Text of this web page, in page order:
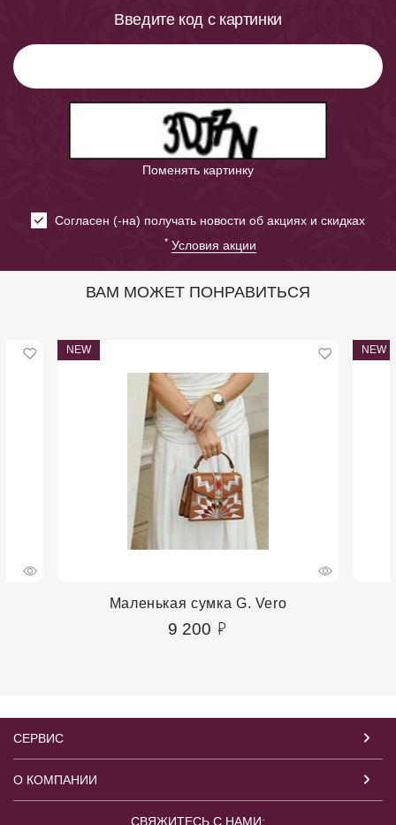
Введите код с картинки
Поменять картинку
Cогласен (-на) получать новости об акциях и скидках
* Условия акции
ВАМ МОЖЕТ ПОНРАВИТЬСЯ
NEW
Маленькая сумка G. Vero
9 200
NEW
СЕРВИС
О КОМПАНИИ
СВЯЖИТЕСЬ С НАМИ: